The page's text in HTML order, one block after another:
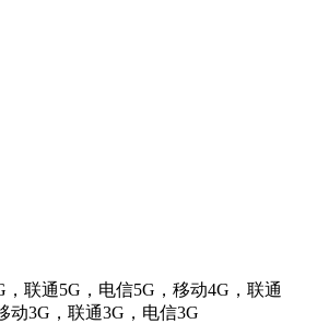
联通5G，电信5G，移动4G，联通
动3G，联通3G，电信3G